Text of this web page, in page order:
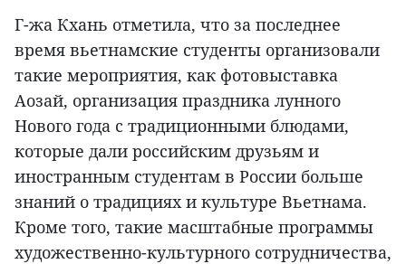
Г-жа Кхань отметила, что за последнее
время вьетнамские студенты организовали
такие мероприятия, как фотовыставка
Аозай, организация праздника лунного
Нового года с традиционными блюдами,
которые дали российским друзьям и
иностранным студентам в России больше
знаний о традициях и культуре Вьетнама.
Кроме того, такие масштабные программы
художественно-культурного сотрудничества,